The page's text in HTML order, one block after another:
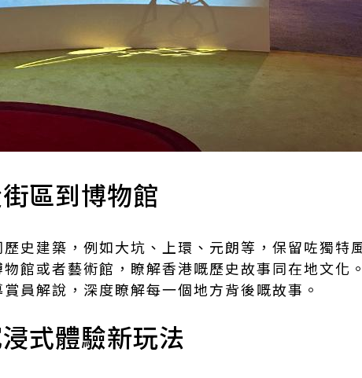
區到博物館
史建築，例如大坑、上環、元朗等，保留咗獨特
物館或者藝術館，瞭解香港嘅歷史故事同在地文
員解說，深度瞭解每一個地方背後嘅故事。
式體驗新玩法